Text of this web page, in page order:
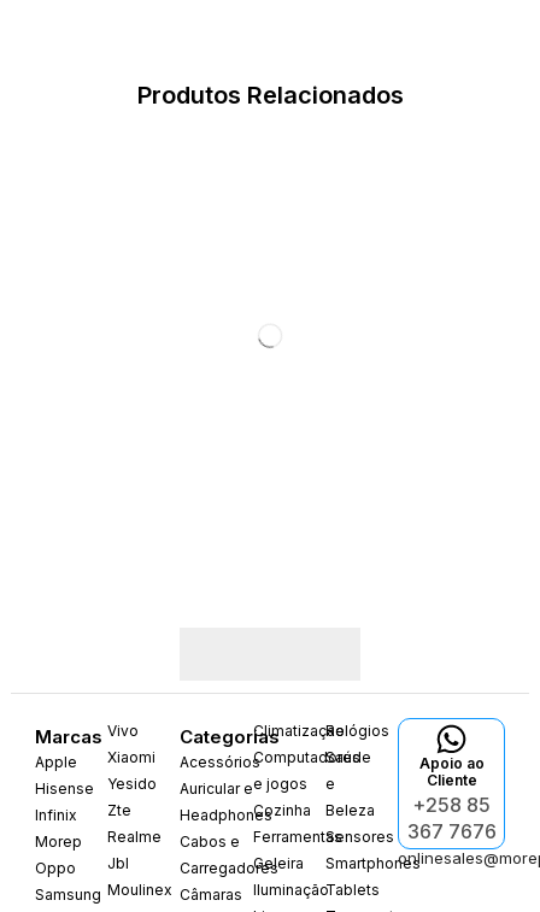
Produtos Relacionados
Marcas
Apple
Hisense
Infinix
Morep
Oppo
Samsung
Vivo
Xiaomi
Yesido
Zte
Realme
Jbl
Moulinex
Categorias
Acessórios
Auricular e
Headphones
Cabos e
Carregadores
Câmaras
Climatização
Computadores
e jogos
Cozinha
Ferramentas
Geleira
Iluminação
Relógios
Saúde
e
Beleza
Sensores
Smartphones
Tablets
Apoio ao
Cliente
+258 85
367 7676